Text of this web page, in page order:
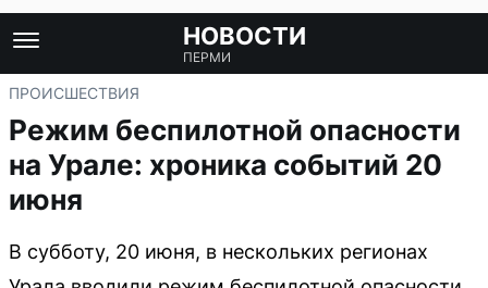
НОВОСТИ
ПЕРМИ
ПРОИСШЕСТВИЯ
Режим беспилотной опасности
на Урале: хроника событий 20
июня
В субботу, 20 июня, в нескольких регионах